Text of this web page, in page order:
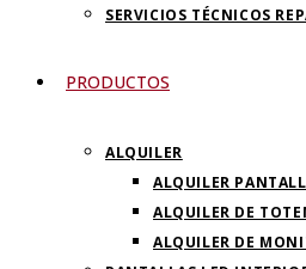
SERVICIOS TÉCNICOS
PRODUCTOS
ALQUILER
ALQUILER
ALQUILER DE
ALQUILER DE